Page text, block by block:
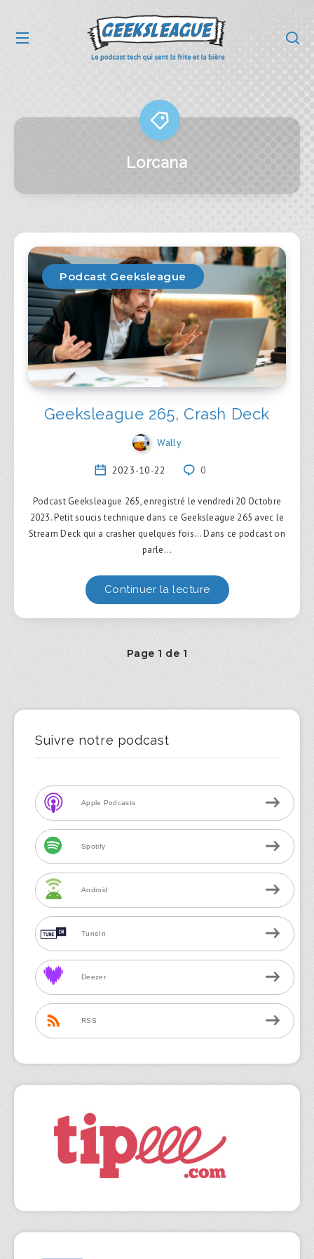
Lorcana
Podcast Geeksleague
Geeksleague 265, Crash Deck
Wally
2023-10-22 0
Podcast Geeksleague 265, enregistré le vendredi 20 Octobre
2023. Petit soucis technique dans ce Geeksleague 265 avec le
Stream Deck qui a crasher quelques fois… Dans ce podcast on
parle…
Continuer la lecture
Page 1 de 1
Suivre notre podcast
Apple Podcasts
Spotify
Android
TuneIn
Deezer
RSS